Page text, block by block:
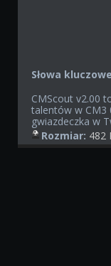
Słowa
CMScout v2.00
talentów w CM3
gwiazdeczka w
Rozmiar: 482